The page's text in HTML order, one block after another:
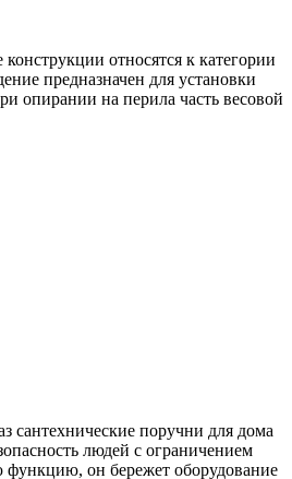
относятся к категории
предназначен для установки
опирании на перила часть весовой
сантехнические поручни для дома
людей с ограничением
функцию, он бережет оборудование